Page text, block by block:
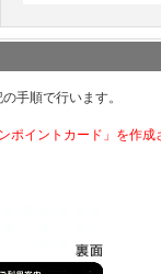
手順で行います。
イントカード」を作